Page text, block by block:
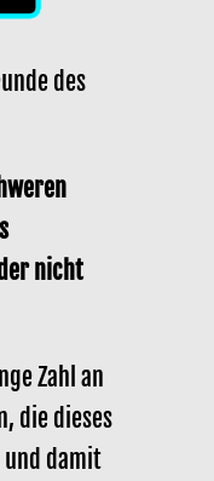
des
nicht
Zahl an
die dieses
damit